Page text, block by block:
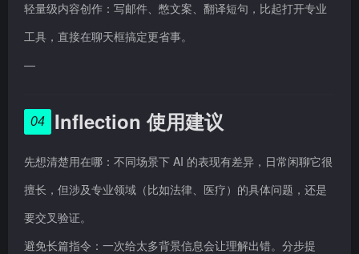
轻量级内容创作：写邮件、憋文案、翻译短句，比起打开专业
工具，直接在聊天框搞定更省事。
—
04 Inflection 使用建议
先想清楚用在哪：不同场景下 AI 的表现有差异，日常闲聊它很
擅长，但涉及专业领域（比如法律、医疗）的具体问题，还是
要交叉验证。
避免长篇指令：一次给太多背景信息会让理解出错。分步提